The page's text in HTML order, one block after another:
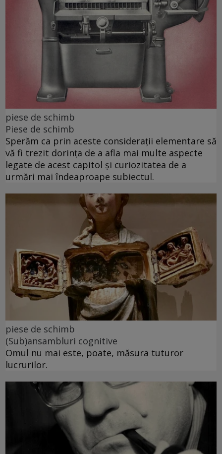
piese de schimb
Piese de schimb
Sperăm ca prin aceste considerații elementare să
vă fi trezit dorința de a afla mai multe aspecte
legate de acest capitol și curiozitatea de a
urmări mai îndeaproape subiectul.
piese de schimb
(Sub)ansambluri cognitive
Omul nu mai este, poate, măsura tuturor
lucrurilor.